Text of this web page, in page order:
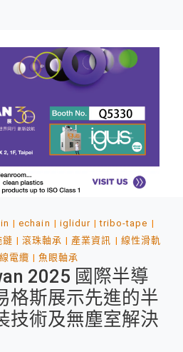
echain iglidur
tribo-tape
鏈 滾珠軸承 產業資訊
線性滑軌
電纜 魚眼軸承
2025 國際半導
格斯展示先進的半
技術及無塵室解決